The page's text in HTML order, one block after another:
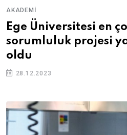
AKADEMI
Ege Üniversitesi en
sorumluluk projesi
oldu
28.12.2023